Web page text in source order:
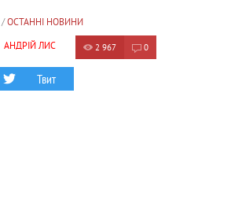
/ ОСТАННІ НОВИНИ
АНДРІЙ ЛИС 2 967 0
Твит